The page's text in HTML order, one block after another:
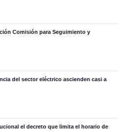
Comisión para Seguimiento y
del sector eléctrico ascienden casi a
el decreto que limita el horario de